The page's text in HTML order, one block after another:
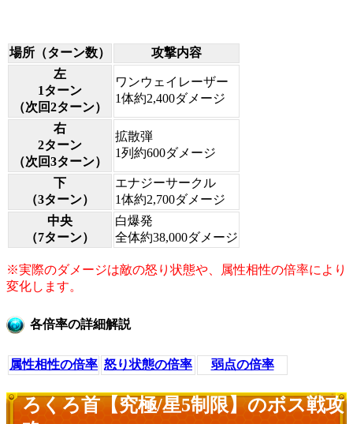
場所（ターン数）
攻撃内容
左
1ターン
（次回2ターン）
ワンウェイレーザー
1体約2,400ダメージ
右
2ターン
（次回3ターン）
拡散弾
1列約600ダメージ
下
（3ターン）
エナジーサークル
1体約2,700ダメージ
中央
（7ターン）
白爆発
全体約38,000ダメージ
※実際のダメージは敵の怒り状態や、属性相性の倍率により
変化します。
各倍率の詳細解説
属性相性の倍率 怒り状態の倍率 弱点の倍率
ろくろ首【究極/星5制限】のボス戦攻